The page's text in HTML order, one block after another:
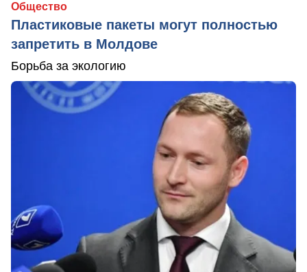
Общество
Пластиковые пакеты могут полностью
запретить в Молдове
Борьба за экологию